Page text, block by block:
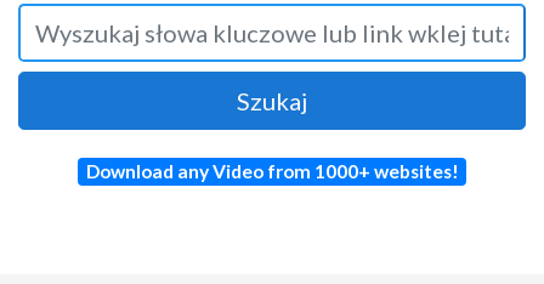
Szukaj
Download any Video from 1000+ websites!